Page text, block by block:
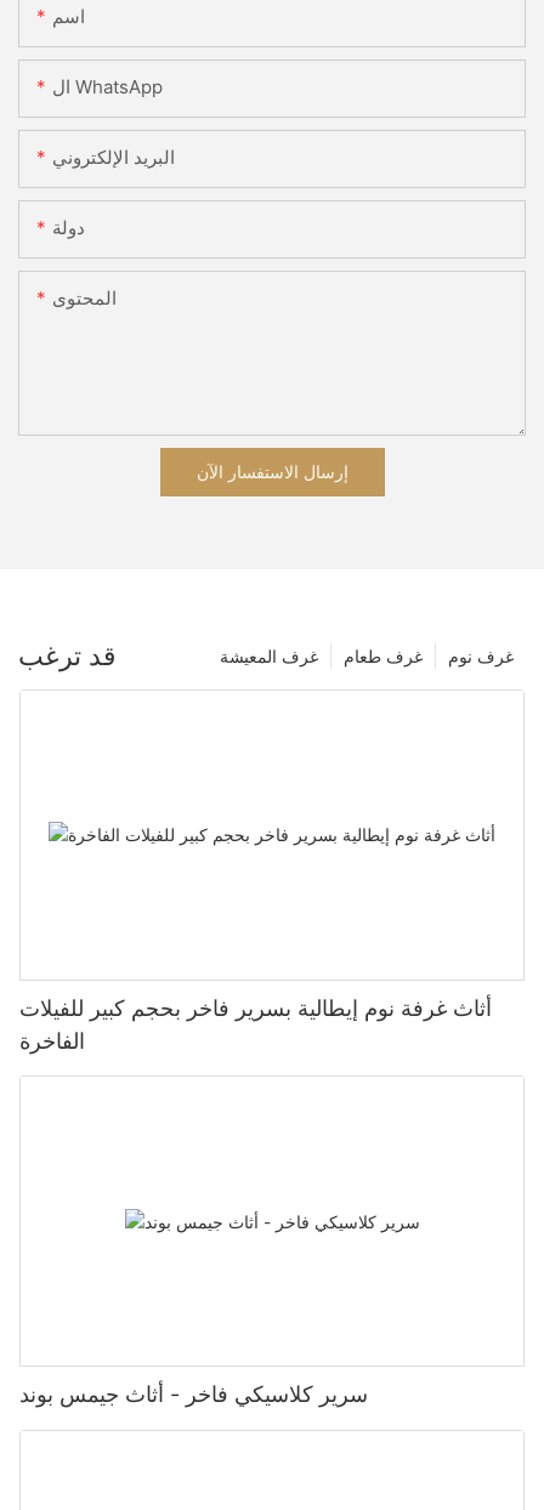
اسم
ال WhatsApp
البريد الإلكتروني
دولة
المحتوى
إرسال الاستفسار الآن
قد ترغب غرف نوم غرف طعام غرف المعيشة
أثاث غرفة نوم إيطالية بسرير فاخر بحجم كبير للفيلات
الفاخرة
سرير كلاسيكي فاخر - أثاث جيمس بوند